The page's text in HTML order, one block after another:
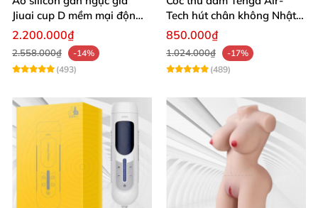
Jiuai cup D mềm mại độn
ngực tự nhiên cho nam
2.200.000₫
2.558.000₫
-14%
(493)
Tech hút chân không Nhật
Bản, silicone an toàn
850.000₫
1.024.000₫
-17%
(489)